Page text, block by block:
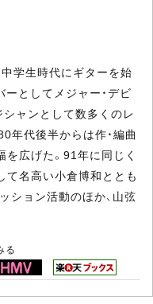
学生時代にギターを始
としてメジャー・デビ
シャンとして数多くのレ
年代後半からは作・編曲
広げた。91年に同じく
て名高い小倉博和ととも
ション活動のほか、山弦
る